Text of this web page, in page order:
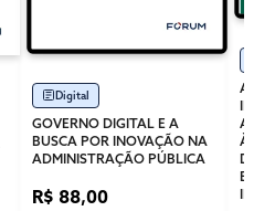
Digital
GOVERNO DIGITAL E A
BUSCA POR INOVAÇÃO NA
ADMINISTRAÇÃO PÚBLICA
R$ 88,00
AS
À
DAS